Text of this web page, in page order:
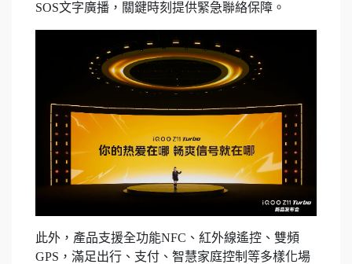
SOS文字廣播，關鍵時刻提供緊急聯絡保障。
此外，產品支援全功能NFC、紅外線遙控、雙頻
GPS，滿足出行、支付、智慧家庭控制等多樣化場